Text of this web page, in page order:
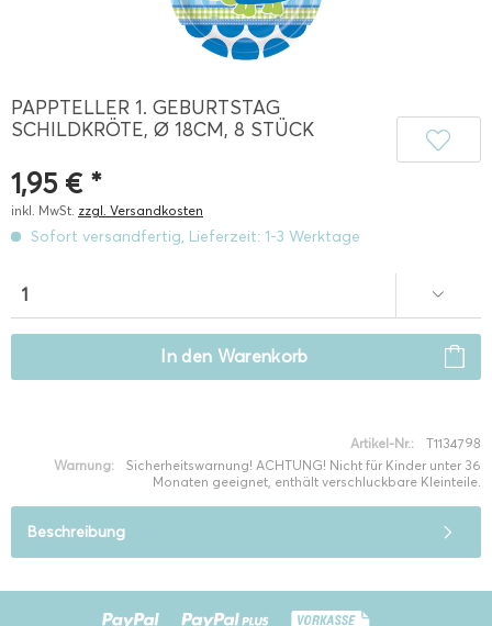
PAPPTELLER 1. GEBURTSTAG
SCHILDKRÖTE, Ø 18CM, 8 STÜCK
1,95 € *
inkl. MwSt. zzgl. Versandkosten
Sofort versandfertig, Lieferzeit: 1-3 Werktage
In den Warenkorb
Artikel-Nr.:
T1134798
Warnung:
Sicherheitswarnung! ACHTUNG! Nicht für Kinder unter 36
Monaten geeignet, enthält verschluckbare Kleinteile.
Beschreibung